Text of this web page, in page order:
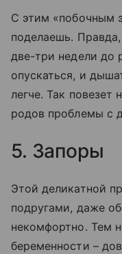
С этим «побочным
поделаешь. Правда,
две-три недели до
опускаться, и
легче. Так
родов проблемы с
5. Запоры
Этой деликатной
подругами, даже
некомфортно. Тем
беременности –